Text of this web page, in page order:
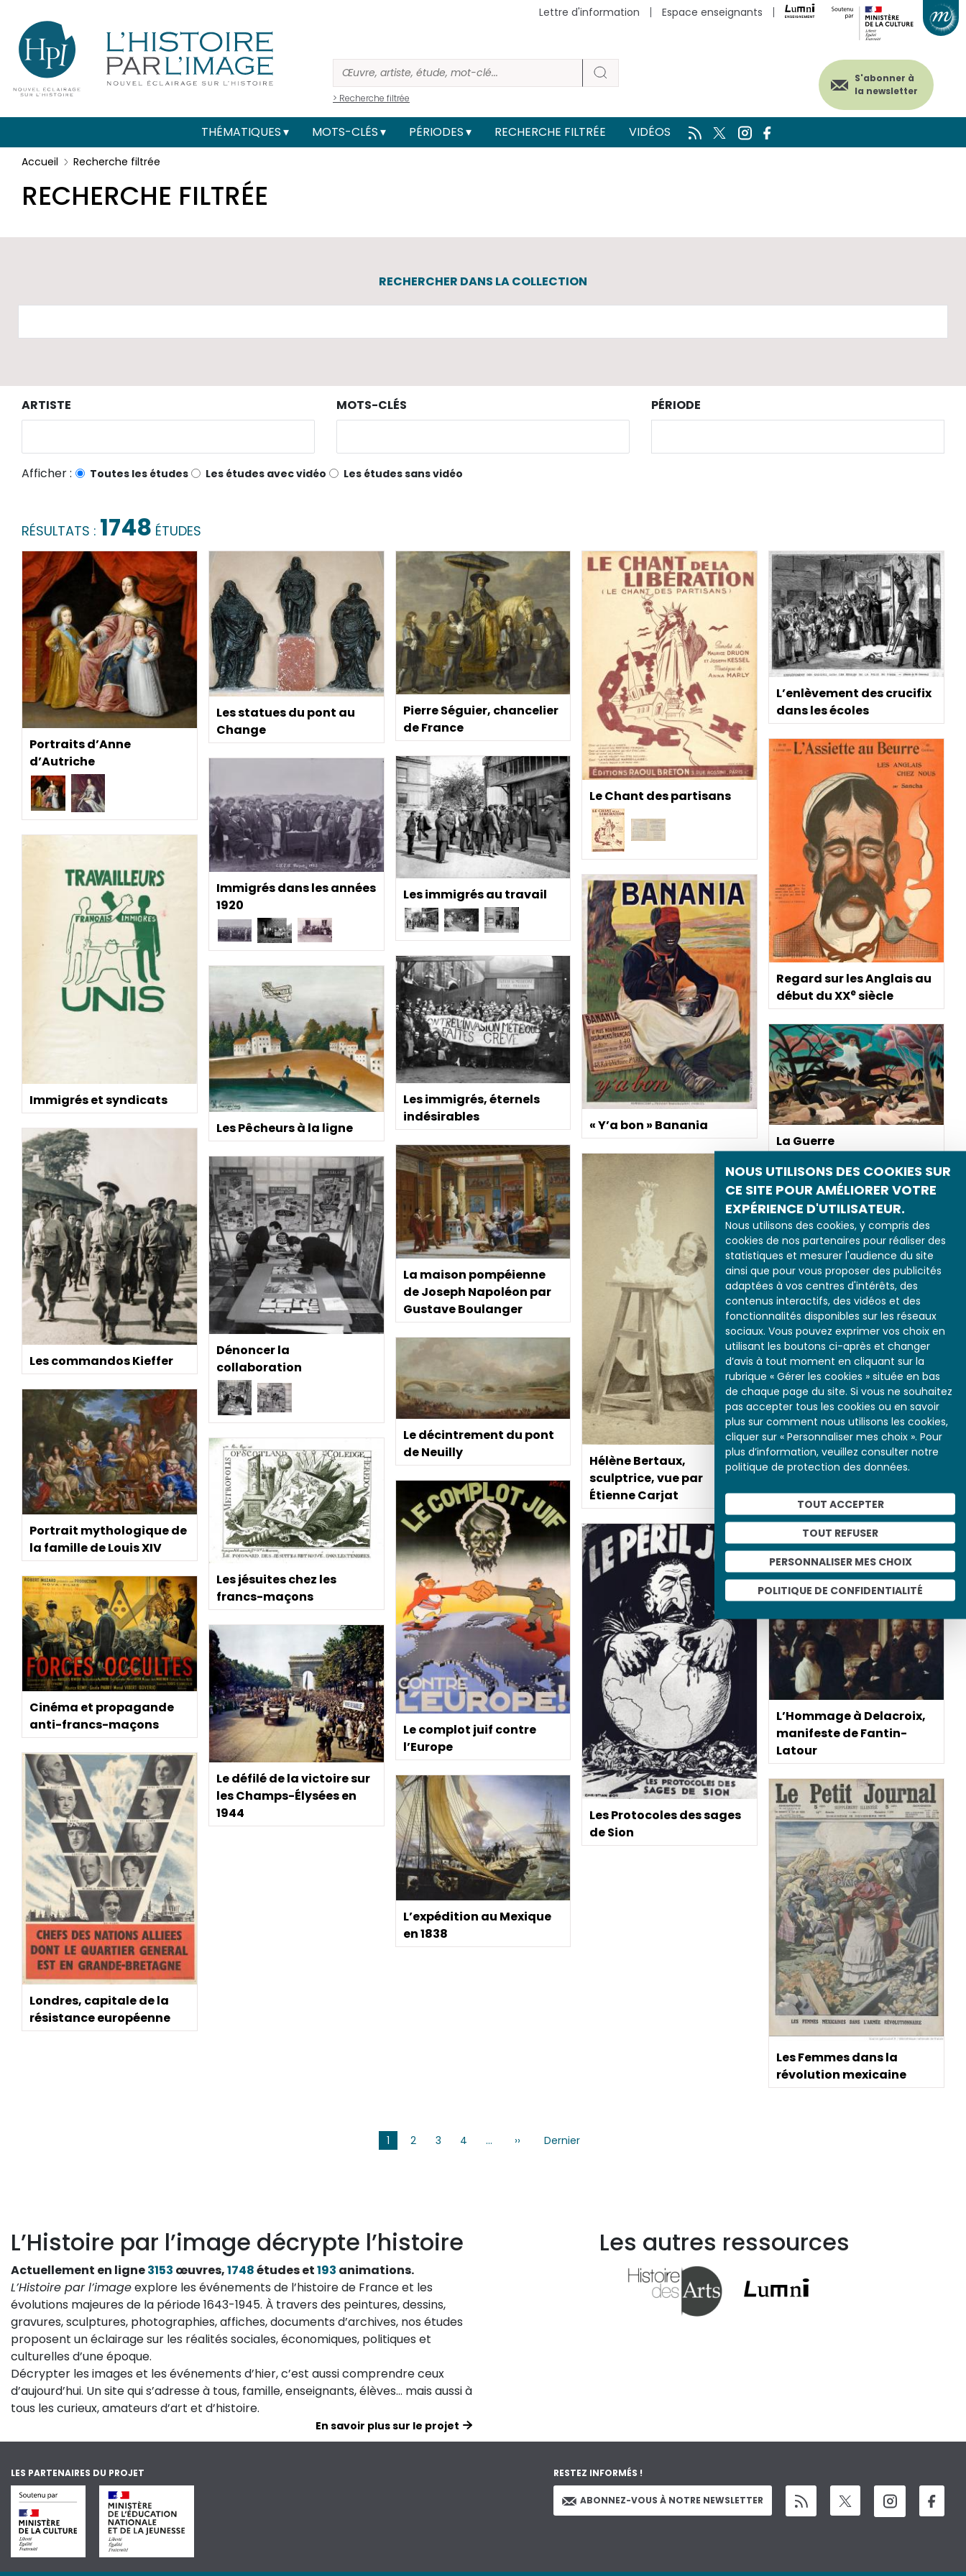
NOUS UTILISONS DES COOKIES SUR
CE SITE POUR AMÉLIORER VOTRE
EXPÉRIENCE D'UTILISATEUR.
Nous utilisons des cookies, y compris des
cookies de nos partenaires pour réaliser des
statistiques et mesurer l'audience du site
ainsi que pour vous proposer des publicités
adaptées à vos centres d'intérêts, des
contenus interactifs, des vidéos et des
fonctionnalités disponibles sur les réseaux
sociaux. Vous pouvez exprimer vos choix en
utilisant les boutons ci-après et changer
d’avis à tout moment en cliquant sur la
rubrique « Gérer les cookies » située en bas
de chaque page du site. Si vous ne souhaitez
pas accepter tous les cookies ou en savoir
plus sur comment nous utilisons les cookies,
cliquer sur « Personnaliser mes choix ». Pour
plus d’information, veuillez consulter notre
politique de protection des données.
TOUT ACCEPTER
TOUT REFUSER
PERSONNALISER MES CHOIX
POLITIQUE DE CONFIDENTIALITÉ
> Recherche filtrée
Menu
secondaire
(header)
Lettre d'information Espace enseignants
S'abonner à
la newsletter
Main
navigation
THÉMATIQUES MOTS-CLÉS PÉRIODES RECHERCHE FILTRÉE VIDÉOS
Accueil Recherche filtrée
RECHERCHE FILTRÉE
RECHERCHER DANS LA COLLECTION
ARTISTE MOTS-CLÉS PÉRIODE
Afficher : Toutes les études Les études avec vidéo Les études sans vidéo
RÉSULTATS : 1748 ÉTUDES
Portraits d’Anne
d’Autriche
Les statues du pont au
Change
Pierre Séguier, chancelier
de France
Le Chant des partisans
L’enlèvement des crucifix
dans les écoles
Regard sur les Anglais au
début du XXesiècle
Les immigrés au travail
Immigrés dans les années
1920
Immigrés et syndicats
« Y’a bon » Banania
Les immigrés, éternels
indésirables
Les Pêcheurs à la ligne
La Guerre
Les commandos Kieffer
La maison pompéienne
de Joseph Napoléon par
Gustave Boulanger
Hélène Bertaux,
sculptrice, vue par
Étienne Carjat
Dénoncer la
collaboration
Louis XV enfant recevant
une leçon
Le décintrement du pont
de Neuilly
Portrait mythologique de
la famille de Louis XIV
Les Jésuites, une hydre
monstrueuse
Les jésuites chez les
francs-maçons
Le complot juif contre
l’Europe
Les Protocoles des sages
de Sion
Cinéma et propagande
anti-francs-maçons
L’Hommage à Delacroix,
manifeste de Fantin-
Latour
Le défilé de la victoire sur
les Champs-Élysées en
1944
Londres, capitale de la
résistance européenne
L’expédition au Mexique
en 1838
Les Femmes dans la
révolution mexicaine
1 2 3 4 … ››
Page
Dernier
L’Histoire par l’image décrypte l’histoire
Actuellement en ligne3153 œuvres,1748études et193 animations.
L’Histoire par l’imageexplore les événements de l’histoire de France et les
évolutions majeures de la période 1643-1945. À travers des peintures, dessins,
gravures, sculptures, photographies, affiches, documents d’archives, nos études
proposent un éclairage sur les réalités sociales, économiques, politiques et
culturelles d’une époque.
Décrypter les images et les événements d’hier, c’est aussi comprendre ceux
d’aujourd’hui. Un site qui s’adresse à tous, famille, enseignants, élèves… mais aussi à
tous les curieux, amateurs d’art et d’histoire.
En savoir plus sur le projet
Les autres ressources
LES PARTENAIRES DU PROJET RESTEZ INFORMÉS !
ABONNEZ-VOUS À NOTRE NEWSLETTER